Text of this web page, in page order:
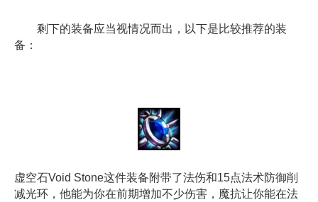
剩下的装备应当视情况而出，以下是比较推荐的装
备：
虚空石Void Stone这件装备附带了法伤和15点法术防御削
减光环，他能为你在前期增加不少伤害，魔抗让你能在法